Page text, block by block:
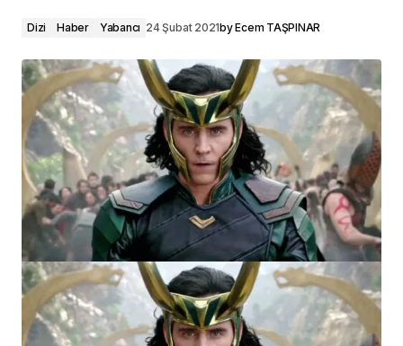
Dizi Haber Yabancı 24 Şubat 2021byEcem TAŞPINAR